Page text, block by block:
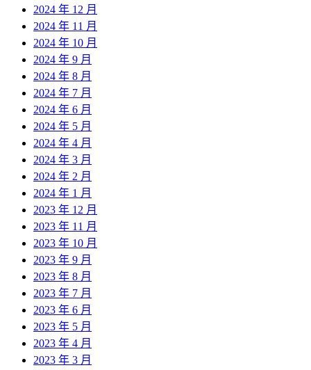
2024 年 12 月
2024 年 11 月
2024 年 10 月
2024 年 9 月
2024 年 8 月
2024 年 7 月
2024 年 6 月
2024 年 5 月
2024 年 4 月
2024 年 3 月
2024 年 2 月
2024 年 1 月
2023 年 12 月
2023 年 11 月
2023 年 10 月
2023 年 9 月
2023 年 8 月
2023 年 7 月
2023 年 6 月
2023 年 5 月
2023 年 4 月
2023 年 3 月